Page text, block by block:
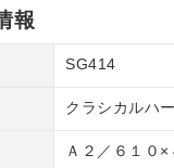
報
SG414
クラシカルハ
Ａ２／６１０×